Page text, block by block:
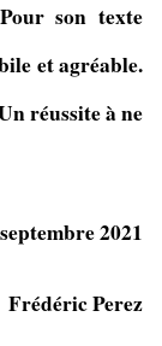
son texte
et agréable.
réussite à ne
2021
Frédéric Perez